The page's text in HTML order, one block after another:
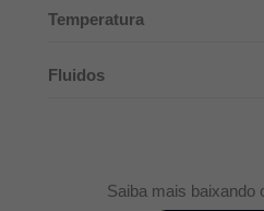
Temperatura
Fluidos
Saiba mais baixando